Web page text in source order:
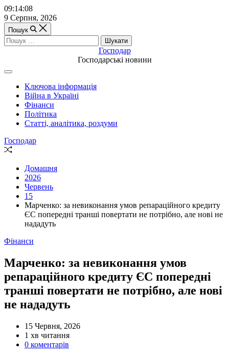
Перейти
до
вмісту
09:14:09
9 Серпня, 2026
Пошук
Пошук:
Господар
Господарські новини
Off
Canvas
(поза
полотном)
Ключова інформація
Війна в Україні
Фінанси
Політика
Статті, аналітика, роздуми
Господар
Випадкова
Домашня
2026
Червень
15
Марченко: за невиконання умов репараційного кредиту
ЄС попередні транші повертати не потрібно, але нові не
нададуть
Категорії
Фінанси
Марченко: за невиконання умов
репараційного кредиту ЄС попередні
транші повертати не потрібно, але нові
не нададуть
15 Червня, 2026
Орієнтовний
час
1 хв читання
0 коментарів